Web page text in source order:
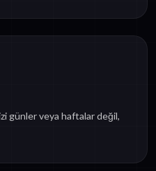
günler veya haftalar değil,